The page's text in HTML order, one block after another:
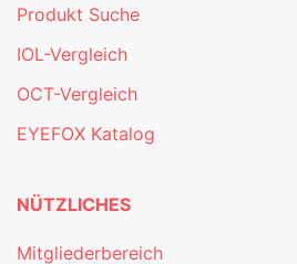
Produkt Suche
IOL-Vergleich
OCT-Vergleich
EYEFOX Katalog
NÜTZLICHES
Mitgliederbereich